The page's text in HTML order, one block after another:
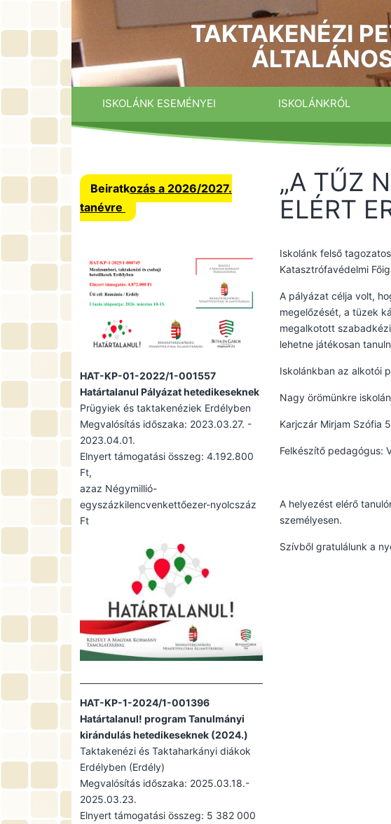
TAKTAKENÉZI
ISKOLÁNK ESEMÉNYEI ISKOLÁNKRÓL
Beiratkozás a 2026/2027.
tanévre
HAT-KP-01-2022/1-001557
Határtalanul Pályázat hetedikeseknek
Prügyiek és taktakenéziek Erdélyben
Megvalósítás időszaka: 2023.03.27. -
2023.04.01.
Elnyert támogatási összeg: 4.192.800
Ft,
azaz Négymillió-
egyszázkilencvenkettőezer-nyolcszáz
Ft
HAT-KP-1-2024/1-001396
Határtalanul! program Tanulmányi
kirándulás hetedikeseknek (2024.)
Taktakenézi és Taktaharkányi diákok
Erdélyben (Erdély)
Megvalósítás időszaka: 2025.03.18.-
2025.03.23.
Elnyert támogatási összeg: 5 382 000
„A TŰZ
ELÉRT
Iskolánk felső
Katasztrófavédelmi
A pályázat célja volt,
megelőzését, a tüzek
megalkotott
lehetne játékosan
Iskolánkban az alkotói
Nagy örömünkre
Karjczár Mirjam Szófia
Felkészítő pedagógus:
A helyezést elérő
személyesen.
Szívből gratulálunk a